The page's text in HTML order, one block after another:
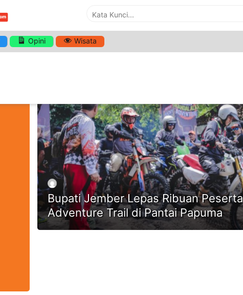
Opini Wisata
HASHTAG:TRAIL
Bupati Jember Lepas Ribuan Peserta
Adventure Trail di Pantai Papuma